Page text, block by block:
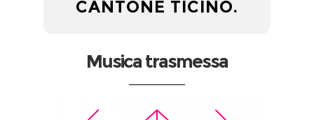
CANTONE TICINO.
Musica trasmessa